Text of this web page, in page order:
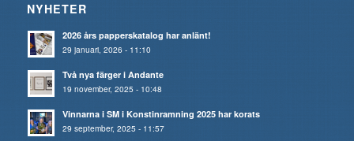
NYHETER
2026 års papperskatalog har anlänt!
29 januari, 2026 - 11:10
Två nya färger i Andante
19 november, 2025 - 10:48
Vinnarna i SM i Konstinramning 2025 har korats
29 september, 2025 - 11:57